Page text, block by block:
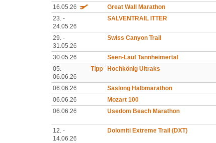
16.05.26 Great Wall Marathon
23. -
24.05.26
SALVENTRAIL ITTER
29. -
31.05.26
Swiss Canyon Trail
30.05.26 Seen-Lauf Tannheimertal
05. -
06.06.26
Tipp Hochkönig Ultraks
06.06.26 Saslong Halbmarathon
06.06.26
Mozart 100
06.06.26
Usedom Beach Marathon
12. -
14.06.26
Dolomiti Extreme Trail (DXT)